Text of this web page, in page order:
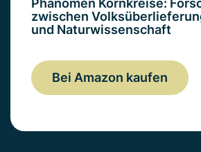
Phänomen Kornkreise:
zwischen
und Naturwissenschaft
Bei Amazon kaufen